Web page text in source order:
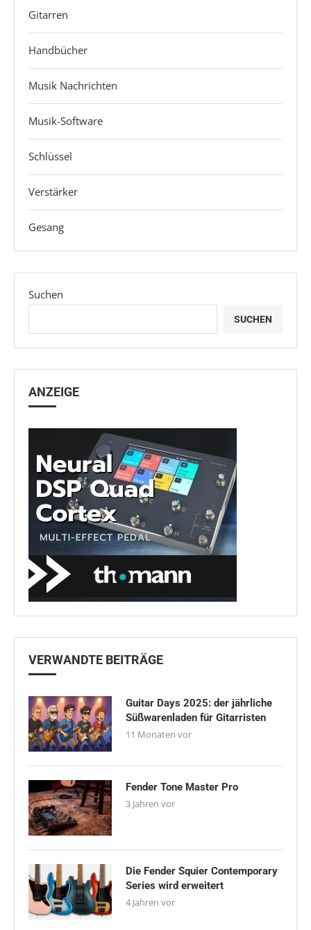
Suchen
SUCHEN
ANZEIGE
VERWANDTE BEITRÄGE
Guitar Days 2025: der jährliche
Süßwarenladen für Gitarristen
11 Monaten vor
Fender Tone Master Pro
3 Jahren vor
Die Fender Squier Contemporary
Series wird erweitert
4 Jahren vor
Gitarren
Handbücher
Musik Nachrichten
Musik-Software
Schlüssel
Verstärker
Gesang